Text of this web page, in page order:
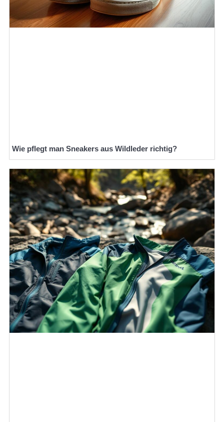
Wie pflegt man Sneakers aus Wildleder richtig?